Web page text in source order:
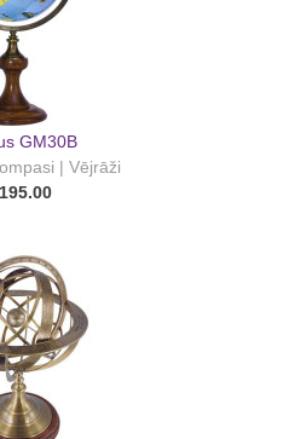
GM30B
| Vējrāži